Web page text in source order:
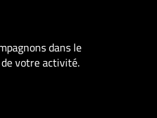
dans le
votre activité.